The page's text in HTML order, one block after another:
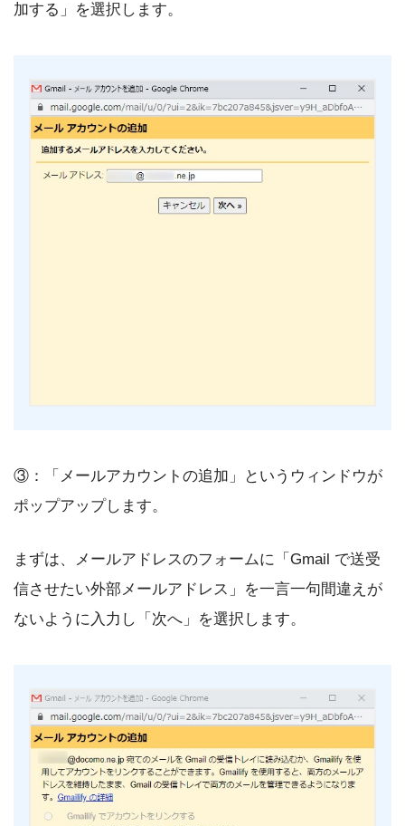
加する」を選択します。
③：「メールアカウントの追加」というウィンドウが
ポップアップします。
まずは、メールアドレスのフォームに「Gmail で送受
信させたい外部メールアドレス」を一言一句間違えが
ないように入力し「次へ」を選択します。